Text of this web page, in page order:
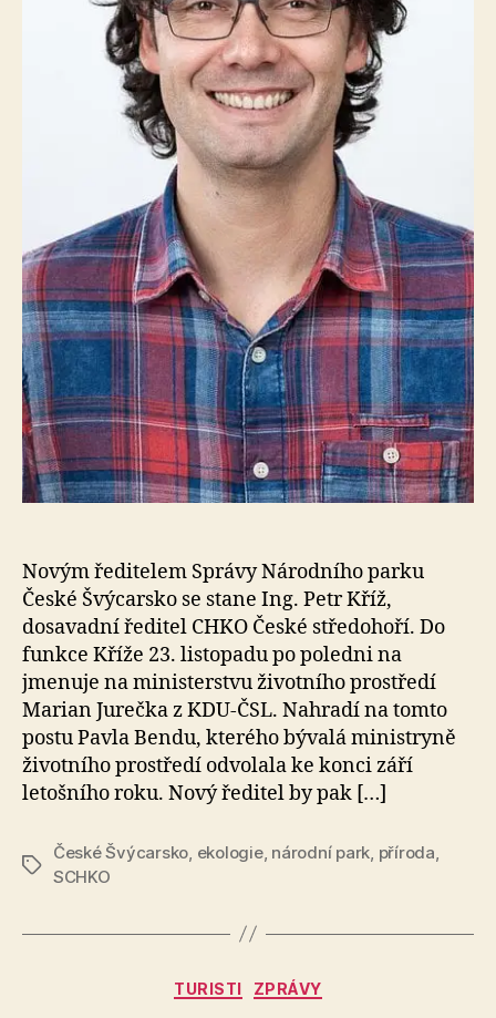
Novým ředitelem Správy Národního parku
České Švýcarsko se stane Ing. Petr Kříž,
dosavadní ředitel CHKO České středohoří. Do
funkce Kříže 23. listopadu po poledni na
jmenuje na ministerstvu životního prostředí
Marian Jurečka z KDU-ČSL. Nahradí na tomto
postu Pavla Bendu, kterého bývalá ministryně
životního prostředí odvolala ke konci září
letošního roku. Nový ředitel by pak […]
Štítky
České Švýcarsko ekologie, národní park příroda
SCHKO
Rubriky
TURISTI ZPRÁVY